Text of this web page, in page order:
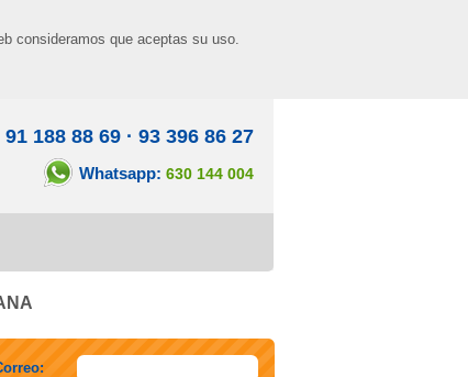
consideramos que aceptas su uso.
91 188 88 69 · 93 396 86 27
Whatsapp: 630 144 004